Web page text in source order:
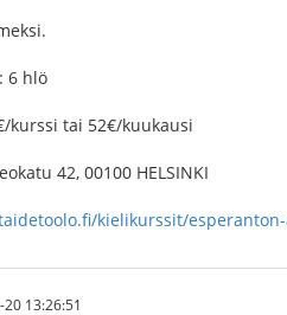
6 hlö
kurssi tai 52€/kuukausi
42, 00100 HELSINKI
kielikurssit/esperanton-
13:26:51